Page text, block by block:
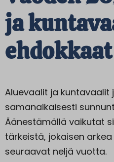
ja
ehdokkaat
Aluevaalit ja kuntavaalit
samanaikaisesti
Äänestämällä vaikutat
tärkeistä, jokaisen
seuraavat neljä vuotta.